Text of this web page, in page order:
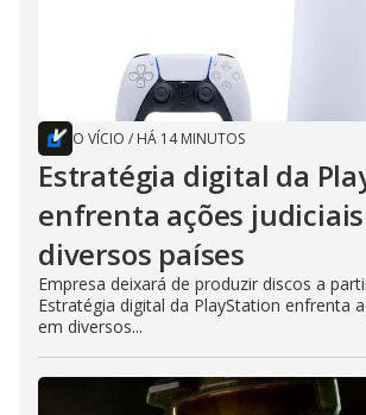
O VÍCIO / HÁ 14 MINUTOS
Estratégia digital da
enfrenta ações
diversos países
Empresa deixará de produzir discos a
Estratégia digital da PlayStation enfrenta
em diversos...